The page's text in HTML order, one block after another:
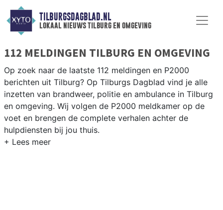
TILBURGSDAGBLAD.NL
lokaal nieuws tilburg en omgeving
112 MELDINGEN TILBURG EN OMGEVING
Op zoek naar de laatste 112 meldingen en P2000
berichten uit Tilburg? Op Tilburgs Dagblad vind je alle
inzetten van brandweer, politie en ambulance in Tilburg
en omgeving. Wij volgen de P2000 meldkamer op de
voet en brengen de complete verhalen achter de
hulpdiensten bij jou thuis.